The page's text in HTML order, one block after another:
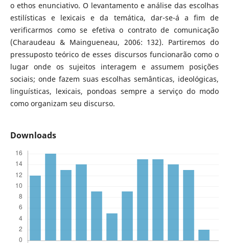
o ethos enunciativo. O levantamento e análise das escolhas
estilísticas e lexicais e da temática, dar-se-á a fim de
verificarmos como se efetiva o contrato de comunicação
(Charaudeau & Maingueneau, 2006: 132). Partiremos do
pressuposto teórico de esses discursos funcionarão como o
lugar onde os sujeitos interagem e assumem posições
sociais; onde fazem suas escolhas semânticas, ideológicas,
linguísticas, lexicais, pondoas sempre a serviço do modo
como organizam seu discurso.
Downloads